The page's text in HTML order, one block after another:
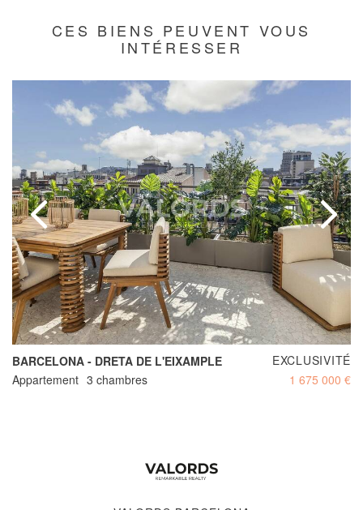
CES BIENS PEUVENT VOUS
INTÉRESSER
BARCELONA - DRETA DE L'EIXAMPLE
EXCLUSIVITÉ
Appartement 3 chambres 1 675 000 €